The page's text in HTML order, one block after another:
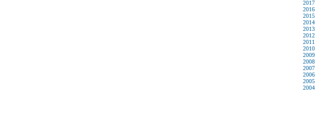
2017
2016
2015
2014
2013
2012
2011
2010
2009
2008
2007
2006
2005
2004